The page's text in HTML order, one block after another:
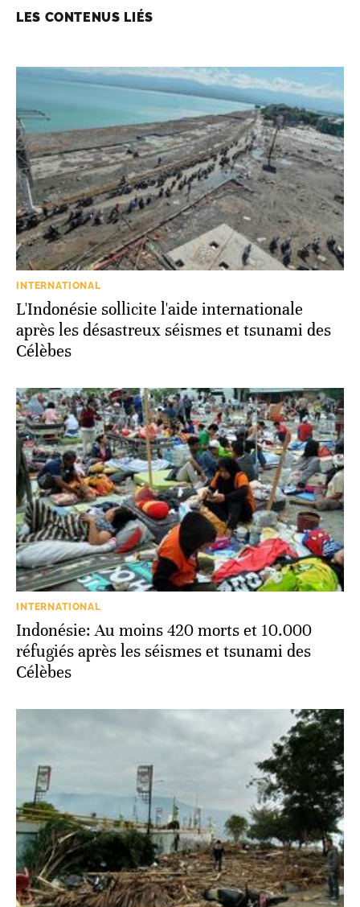
LES CONTENUS LIÉS
INTERNATIONAL
L'Indonésie sollicite l'aide internationale
après les désastreux séismes et tsunami des
Célèbes
INTERNATIONAL
Indonésie: Au moins 420 morts et 10.000
réfugiés après les séismes et tsunami des
Célèbes